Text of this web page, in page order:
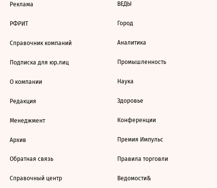
Реклама
РФРИТ
Справочник компаний
Подписка для юр.лиц
О компании
Редакция
Менеджмент
Архив
Обратная связь
Справочный центр
ВЕДЫ
Город
Аналитика
Промышленность
Наука
Здоровье
Конференции
Премия Импульс
Правила торговли
Ведомости&